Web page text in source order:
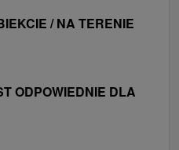
/ NA TERENIE
ODPOWIEDNIE DLA